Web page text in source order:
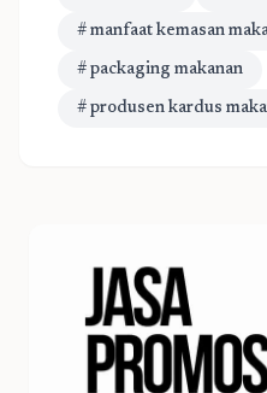
# manfaat kemasan
# packaging makanan
# produsen kardus